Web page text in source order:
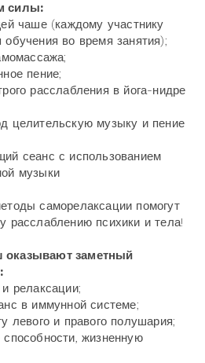
силы:
чаше (каждому участнику
во время занятия);
пение;
расслабления в йога-нидре
целительскую музыку и пение
сеанс с использованием
музыки
саморелаксации помогут
расслаблению психики и тела!
заметный
релаксации;
в иммунной системе;
левого и правого полушария;
жизненную